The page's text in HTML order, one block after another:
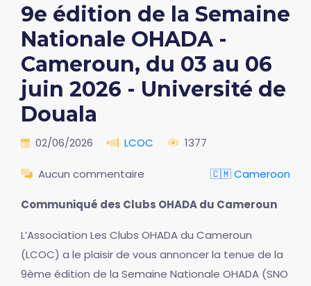
9e édition de la Semaine
Nationale OHADA -
Cameroun, du 03 au 06
juin 2026 - Université de
Douala
02/06/2026 LCOC 1377
Aucun commentaire 🇨🇲 Cameroon
Communiqué des Clubs OHADA du Cameroun
L’Association Les Clubs OHADA du Cameroun
(LCOC) a le plaisir de vous annoncer la tenue de la
9ème édition de la Semaine Nationale OHADA (SNO